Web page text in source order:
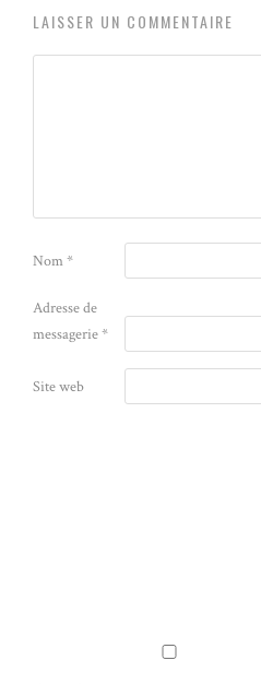
LAISSER UN COMMENTAIRE
Nom*
Adresse de
messagerie*
Site web